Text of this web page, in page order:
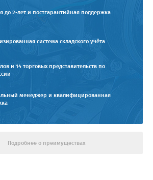
до 2-лет и постгарантийная поддержка
система складского учёта
и 14 торговых представительств по
менеджер и квалифицированная
Подробнее о преимуществах